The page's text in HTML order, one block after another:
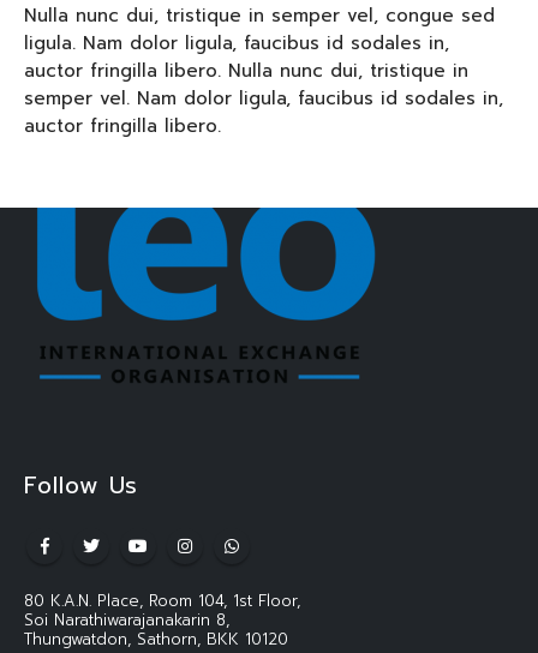
Nulla nunc dui, tristique in semper vel, congue sed
ligula. Nam dolor ligula, faucibus id sodales in,
auctor fringilla libero. Nulla nunc dui, tristique in
semper vel. Nam dolor ligula, faucibus id sodales in,
auctor fringilla libero.
Follow Us
80 K.A.N. Place, Room 104, 1st Floor,
Soi Narathiwarajanakarin 8,
Thungwatdon, Sathorn, BKK 10120